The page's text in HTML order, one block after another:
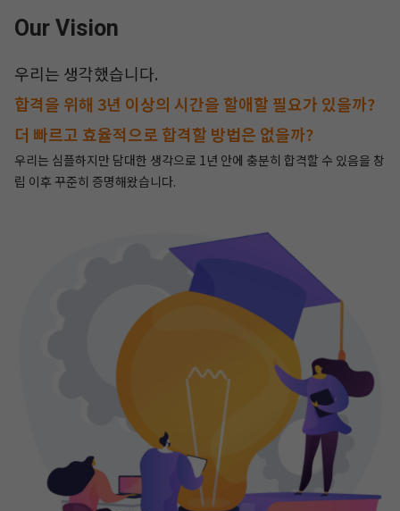
Our Vision
우리는 생각했습니다.
합격을 위해 3년 이상의 시간을 할애할 필요가 있을까?
더 빠르고 효율적으로 합격할 방법은 없을까?
우리는 심플하지만 담대한 생각으로 1년 안에 충분히 합격할 수 있음을 창
립 이후 꾸준히 증명해왔습니다.